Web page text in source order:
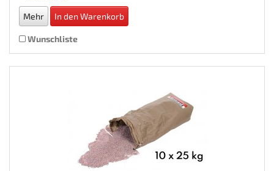
Mehr In den Warenkorb
Wunschliste